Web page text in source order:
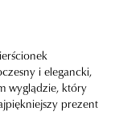
i elegancki,
wyglądzie, który
prezent